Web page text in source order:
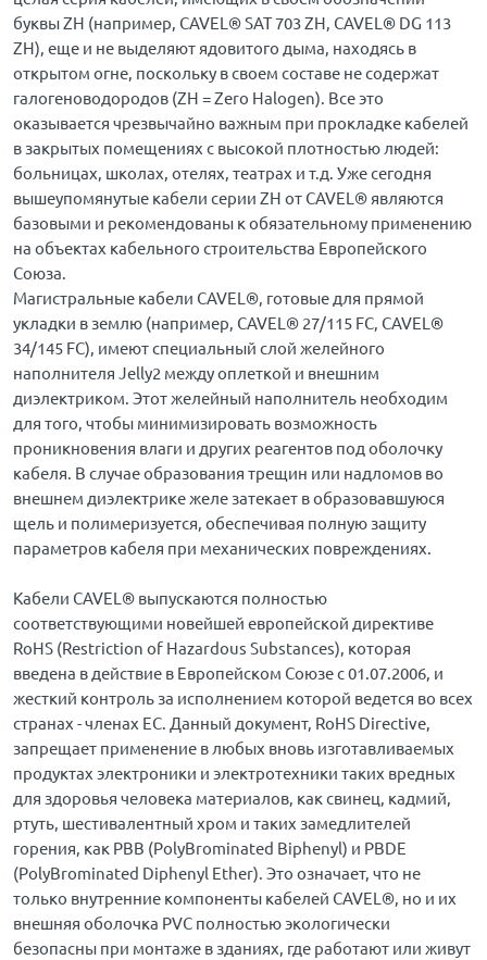
буквы ZH (например, CAVEL® SAT 703 ZH, CAVEL® DG 113
ZH), еще и не выделяют ядовитого дыма, находясь в
открытом огне, поскольку в своем составе не содержат
галогеноводородов (ZH = Zero Halogen). Все это
оказывается чрезвычайно важным при прокладке кабелей
в закрытых помещениях с высокой плотностью людей:
больницах, школах, отелях, театрах и т.д. Уже сегодня
вышеупомянутые кабели серии ZH от CAVEL® являются
базовыми и рекомендованы к обязательному применению
на объектах кабельного строительства Европейского
Союза.
Магистральные кабели CAVEL®, готовые для прямой
укладки в землю (например, CAVEL® 27/115 FC, CAVEL®
34/145 FC), имеют специальный слой желейного
наполнителя Jelly2 между оплеткой и внешним
диэлектриком. Этот желейный наполнитель необходим
для того, чтобы минимизировать возможность
проникновения влаги и других реагентов под оболочку
кабеля. В случае образования трещин или надломов во
внешнем диэлектрике желе затекает в образовавшуюся
щель и полимеризуется, обеспечивая полную защиту
параметров кабеля при механических повреждениях.
Кабели CAVEL® выпускаются полностью
соответствующими новейшей европейской директиве
RoHS (Restriction of Hazardous Substances), которая
введена в действие в Европейском Союзе с 01.07.2006, и
жесткий контроль за исполнением которой ведется во всех
странах - членах ЕС. Данный документ, RoHS Directive,
запрещает применение в любых вновь изготавливаемых
продуктах электроники и электротехники таких вредных
для здоровья человека материалов, как свинец, кадмий,
ртуть, шестивалентный хром и таких замедлителей
горения, как PBB (PolyBrominated Biphenyl) и PBDE
(PolyBrominated Diphenyl Ether). Это означает, что не
только внутренние компоненты кабелей CAVEL®, но и их
внешняя оболочка PVC полностью экологически
безопасны при монтаже в зданиях, где работают или живут